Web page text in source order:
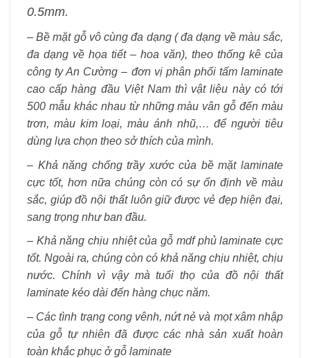
0.5mm.
– Bề mặt gỗ vô cùng đa dạng ( đa dạng về màu sắc,
đa dạng về họa tiết – hoa văn), theo thống kê của
công ty An Cường – đơn vị phân phối tấm laminate
cao cấp hàng đầu Việt Nam thì vật liệu này có tới
500 mẫu khác nhau từ những màu vân gỗ đến màu
trơn, màu kim loại, màu ánh nhũ,… để người tiêu
dùng lựa chọn theo sở thích của mình.
– Khả năng chống trầy xước của bề mặt laminate
cực tốt, hơn nữa chúng còn có sự ổn định về màu
sắc, giúp đồ nội thất luôn giữ được vẻ đẹp hiện đại,
sang trọng như ban đầu.
– Khả năng chịu nhiệt của gỗ mdf phủ laminate cực
tốt. Ngoài ra, chúng còn có khả năng chịu nhiệt, chịu
nước. Chính vì vậy mà tuổi thọ của đồ nội thất
laminate kéo dài đến hàng chục năm.
– Các tình trạng cong vênh, nứt nẻ và mọt xâm nhập
của gỗ tự nhiên đã được các nhà sản xuất hoàn
toàn khắc phục ở gỗ laminate